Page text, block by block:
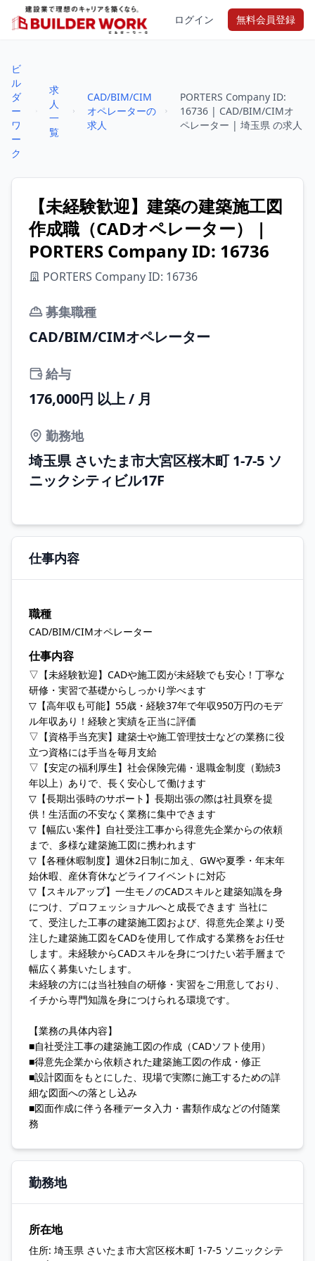
ログイン 無料会員登録
ビ
ル
ダ
ー
ワ
ー
ク
求
人
一
覧
CAD/BIM/CIM
オペレーターの
求人
PORTERS Company ID:
16736 | CAD/BIM/CIMオ
ペレーター | 埼玉県 の求人
【未経験歓迎】建築の建築施工図
作成職（CADオペレーター） |
PORTERS Company ID: 16736
PORTERS Company ID: 16736
募集職種
CAD/BIM/CIMオペレーター
給与
176,000円 以上 / 月
勤務地
埼玉県 さいたま市大宮区桜木町 1-7-5 ソ
ニックシティビル17F
仕事内容
職種
CAD/BIM/CIMオペレーター
仕事内容
▽【未経験歓迎】CADや施工図が未経験でも安心！丁寧な
研修・実習で基礎からしっかり学べます
▽【高年収も可能】55歳・経験37年で年収950万円のモデ
ル年収あり！経験と実績を正当に評価
▽【資格手当充実】建築士や施工管理技士などの業務に役
立つ資格には手当を毎月支給
▽【安定の福利厚生】社会保険完備・退職金制度（勤続3
年以上）ありで、長く安心して働けます
▽【長期出張時のサポート】長期出張の際は社員寮を提
供！生活面の不安なく業務に集中できます
▽【幅広い案件】自社受注工事から得意先企業からの依頼
まで、多様な建築施工図に携われます
▽【各種休暇制度】週休2日制に加え、GWや夏季・年末年
始休暇、産休育休などライフイベントに対応
▽【スキルアップ】一生モノのCADスキルと建築知識を身
につけ、プロフェッショナルへと成長できます 当社に
て、受注した工事の建築施工図および、得意先企業より受
注した建築施工図をCADを使用して作成する業務をお任せ
します。未経験からCADスキルを身につけたい若手層まで
幅広く募集いたします。
未経験の方には当社独自の研修・実習をご用意しており、
イチから専門知識を身につけられる環境です。
【業務の具体内容】
■自社受注工事の建築施工図の作成（CADソフト使用）
■得意先企業から依頼された建築施工図の作成・修正
■設計図面をもとにした、現場で実際に施工するための詳
細な図面への落とし込み
■図面作成に伴う各種データ入力・書類作成などの付随業
務
勤務地
所在地
住所: 埼玉県 さいたま市大宮区桜木町 1-7-5 ソニックシテ